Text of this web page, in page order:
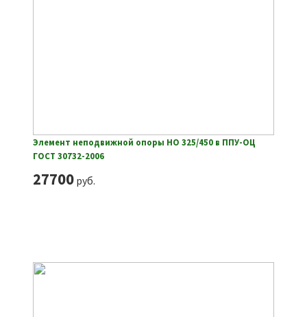
Элемент неподвижной опоры НО 325/450 в ППУ-ОЦ
ГОСТ 30732-2006
27700руб.